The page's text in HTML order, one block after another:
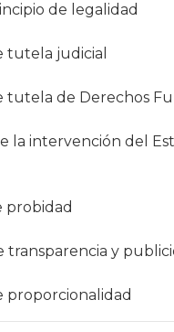
de legalidad
tutela judicial
tutela de Derechos
la intervención del
probidad
transparencia y
proporcionalidad